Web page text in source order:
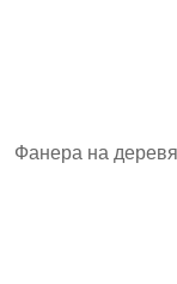
Фанера на